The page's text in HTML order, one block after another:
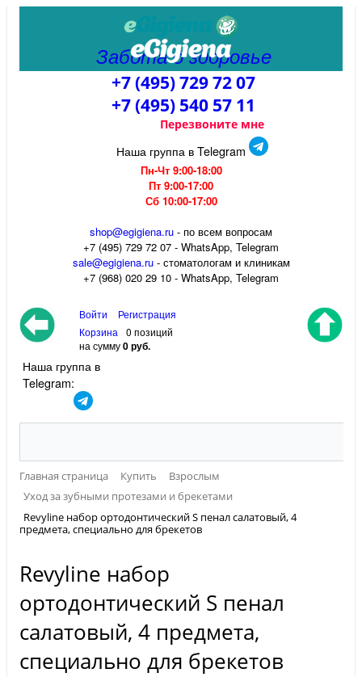
Забота о здоровье
+7 (495) 729 72 07
+7 (495) 540 57 11
Перезвоните мне
Наша группа в Telegram
Пн-Чт 9:00-18:00
Пт 9:00-17:00
Сб 10:00-17:00
shop@egigiena.ru - по всем вопросам
‎+7 (495) 729 72 07 - WhatsApp, Telegram
sale@egigiena.ru- стоматологам и клиникам
+7 (968) 020 29 10 - WhatsApp, Telegram
Войти
Регистрация
Корзина
0 позиций
на сумму0 руб.
Наша группа в
Telegram:
Главная страница Купить
Взрослым
Уход за зубными протезами и брекетами
Revyline набор ортодонтический S пенал салатовый, 4
предмета, специально для брекетов
Revyline набор
ортодонтический S пенал
салатовый, 4 предмета,
специально для брекетов